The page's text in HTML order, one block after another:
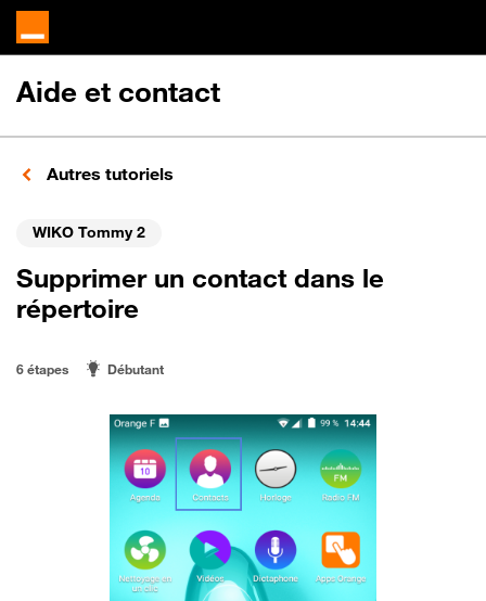
Aide et contact
Autres tutoriels
WIKO Tommy 2
Supprimer un contact dans le
répertoire
6 étapes Débutant